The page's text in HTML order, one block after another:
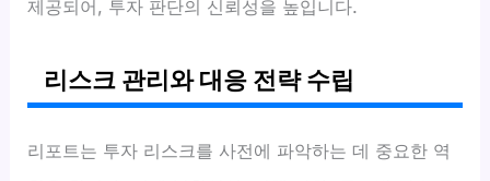
제공되어, 투자 판단의 신뢰성을 높입니다.
리스크 관리와 대응 전략 수립
리포트는 투자 리스크를 사전에 파악하는 데 중요한 역